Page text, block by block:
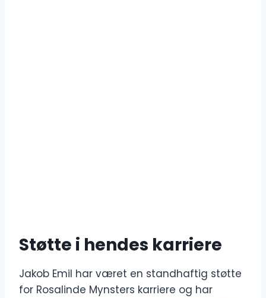
Støtte i hendes karriere
Jakob Emil har været en standhaftig støtte
for Rosalinde Mynsters karriere og har